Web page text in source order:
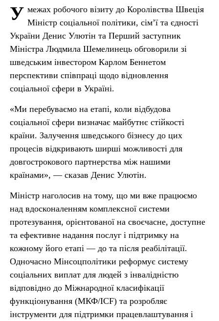
У межах робочого візиту до Королівства Швеція
Міністр соціальної політики, сім’ї та єдності
України Денис Улютін та Перший заступник
Міністра Людмила Шемелинець обговорили зі
шведським інвестором Карлом Беннетом
перспективи співпраці щодо відновлення
соціальної сфери в Україні.
«Ми перебуваємо на етапі, коли відбудова
соціальної сфери визначає майбутнє стійкості
країни. Залучення шведського бізнесу до цих
процесів відкривають ширші можливості для
довгострокового партнерства між нашими
країнами», — сказав Денис Улютін.
Міністр наголосив на тому, що ми вже працюємо
над вдосконаленням комплексної системи
протезування, орієнтованої на своєчасне, доступне
та ефективне надання послуг і підтримку на
кожному його етапі — до та після реабілітації.
Одночасно Мінсоцполітики реформує систему
соціальних виплат для людей з інвалідністю
відповідно до Міжнародної класифікації
функціонування (МКФ/ICF) та розробляє
інструменти для підтримки працевлаштування і